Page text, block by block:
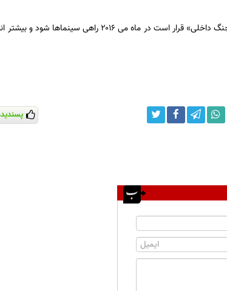
فیلم بعدی کمپانی مارول که اکران می شود «کاپیتان آمریکا: جنگ داخلی» قرار است در ماه می ۲۰۱۶